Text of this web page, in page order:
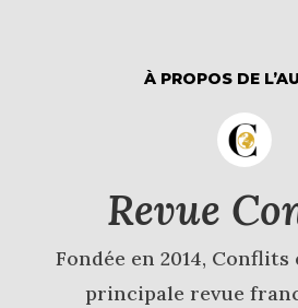
À PROPOS DE
Revue
Fondée en 2014,
principale revue